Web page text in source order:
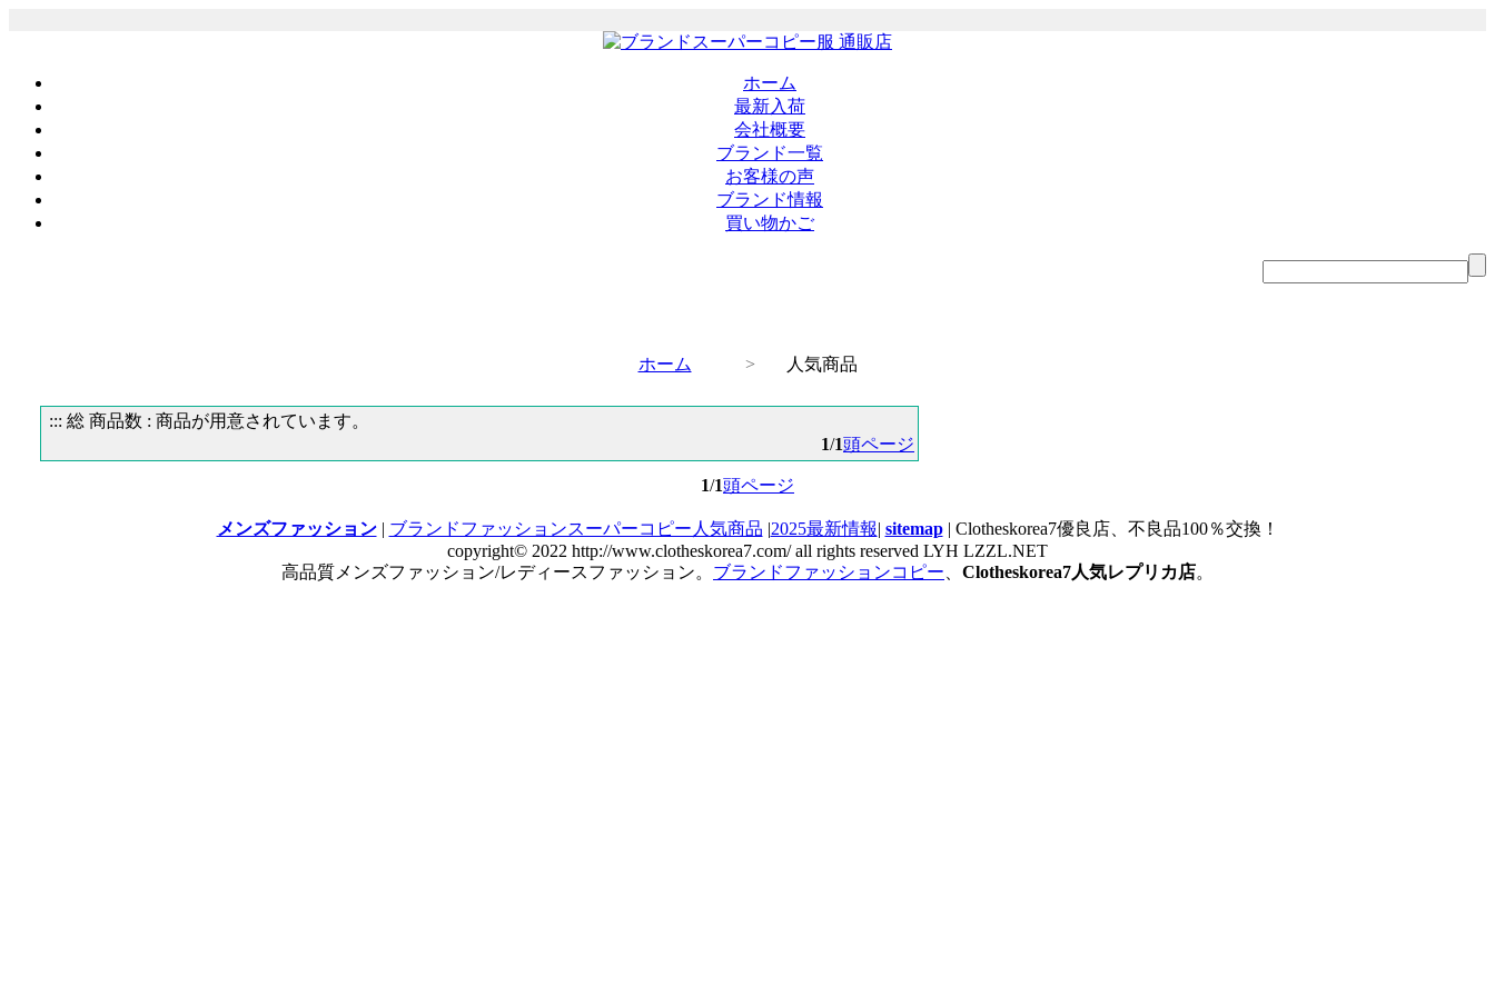
ホーム
最新入荷
会社概要
ブランド一覧
お客様の声
ブランド情報
買い物かご
ホーム > 人気商品
::: 総 商品数 : 商品が用意されています。
1/1頭ページ
1/1頭ページ
メンズファッション| ブランドファッションスーパーコピー人気商品 |2025最新情報| sitemap| Clotheskorea7優良店、不良品100％交換！
copyright© 2022 http://www.clotheskorea7.com/ all rights reserved LYH LZZL.NET
高品質メンズファッション/レディースファッション。 ブランドファッションコピー Clotheskorea7人気レプリカ店。